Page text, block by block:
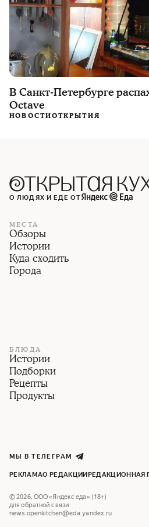
В Санкт-Петербурге
Octave
НОВОСТИОТКРЫТИЯ
О ЛЮДЯХ И ЕДЕ ОТ
МЕСТА
Обзоры
Истории
Куда сходить
Города
БЛЮДА
Истории
Подборки
Рецепты
Продукты
МЫ В ТЕЛЕГРАМ
РЕКЛАМАО РЕДАКЦИИРЕДАКЦИОННАЯ
©2026, ООО «Яндекс еда» (18+)
для обратной связи
news.openkitchen@eda.yandex.ru